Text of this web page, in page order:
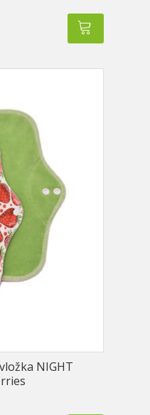
NIGHT